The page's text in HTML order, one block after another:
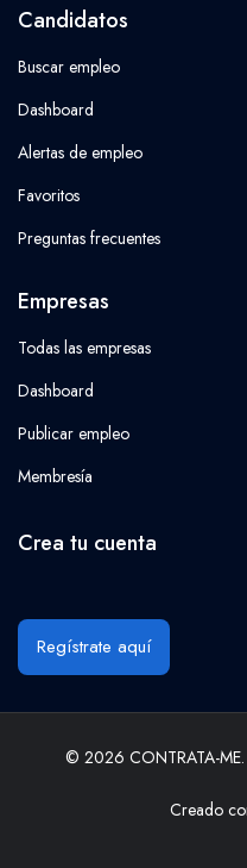
Candidatos
Buscar empleo
Dashboard
Alertas de empleo
Favoritos
Preguntas frecuentes
Empresas
Todas las empresas
Dashboard
Publicar empleo
Membresía
Crea tu cuenta
Regístrate aquí
© 2026 CONTRATA-ME.
Creado